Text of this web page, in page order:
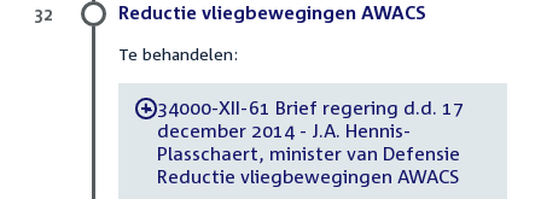
Reductie vliegbewegingen AWACS
Te behandelen:
-34000-XII-61 Brief regering d.d. 17
december 2014 - J.A. Hennis-
Plasschaert, minister van Defensie
Reductie vliegbewegingen AWACS
32